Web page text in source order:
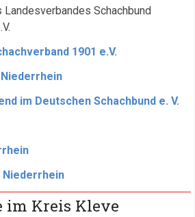
Schachbund
1901 e.V.
im Deutschen Schachbund e. V.
Niederrhein
im Kreis Kleve